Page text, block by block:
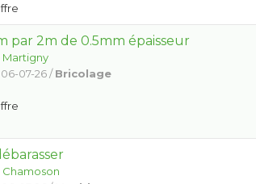
par 2m de 0.5mm épaisseur
Martigny
07-26 /Bricolage
Chamoson